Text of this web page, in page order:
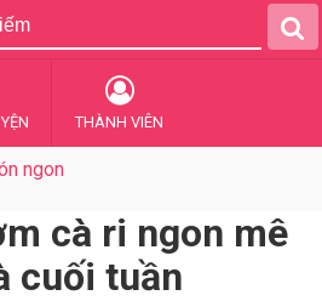
THÀNH VIÊN
ngon
cà ri ngon mê
cuối tuần